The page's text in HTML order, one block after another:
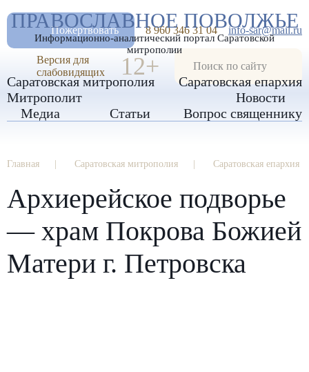
РАЗМЕР ШРИФТА А А А
ИЗОБРАЖЕНИЯ
ПРАВОСЛАВНОЕ ПОВОЛЖЬЕ
Информационно-аналитический портал Саратовской
митрополии
Пожертвовать 8 960 346 31 04 info-sar@mail.ru
Версия для
слабовидящих
12+
Саратовская митрополия
Саратовская епархия
Митрополит
Новости
Медиа
Статьи Вопрос священнику
Главная Саратовская митрополия Саратовская епархия
Архиерейское подворье
— храм Покрова Божией
Матери г. Петровска